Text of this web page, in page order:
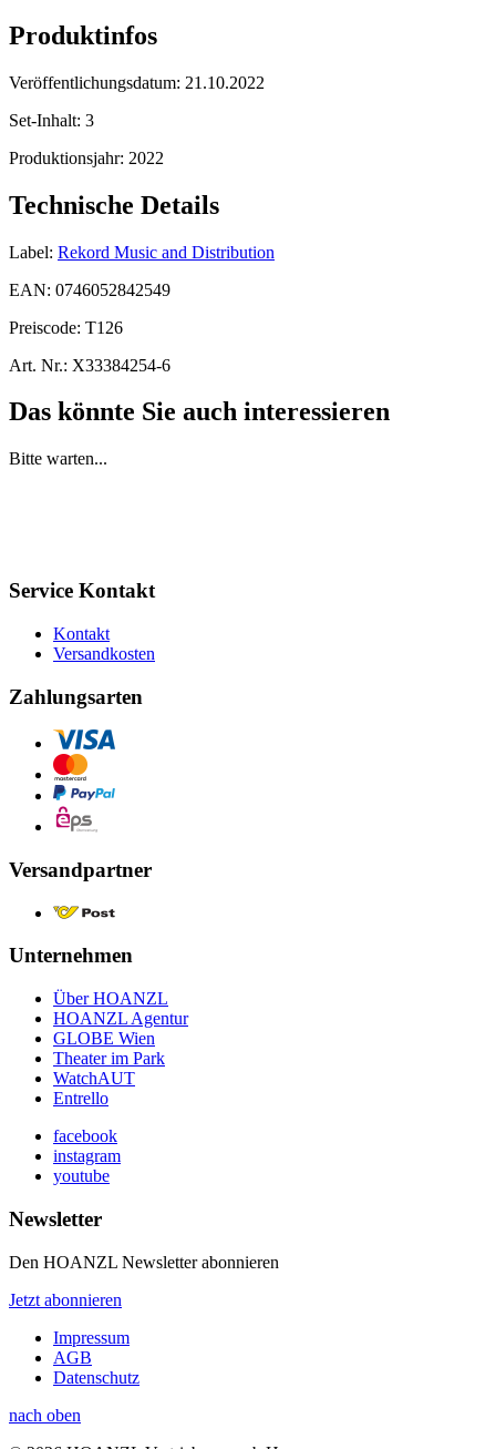
Produktinfos
Veröffentlichungsdatum: 21.10.2022
Set-Inhalt: 3
Produktionsjahr: 2022
Technische Details
Label: Rekord Music and Distribution
EAN: 0746052842549
Preiscode: T126
Art. Nr.: X33384254-6
Das könnte Sie auch interessieren
Bitte warten...
Service Kontakt
Kontakt
Versandkosten
Zahlungsarten
Versandpartner
Unternehmen
Über HOANZL
HOANZL Agentur
GLOBE Wien
Theater im Park
WatchAUT
Entrello
facebook
instagram
youtube
Newsletter
Den HOANZL Newsletter abonnieren
Jetzt abonnieren
Impressum
AGB
Datenschutz
nach oben